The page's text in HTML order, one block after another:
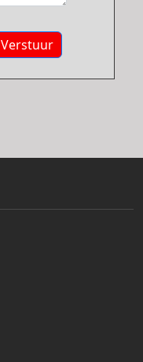
Verstuur